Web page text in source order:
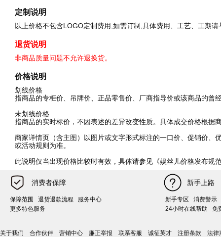
定制说明
以上价格不包含LOGO定制费用,如需订制,具体费用、工艺、工期
退货说明
非商品质量问题不允许退换货。
价格说明
划线价格
指商品的专柜价、吊牌价、正品零售价、厂商指导价或该商品的曾
未划线价格
指商品的实时标价，不因表述的差异改变性质。具体成交价格根
商家详情页（含主图）以图片或文字形式标注的一口价、促销价
或活动规则为准。
此说明仅当出现价格比较时有效，具体请参见《娱丝儿价格发布
消费者保障
保障范围 退货退款流程
服务中心
更多特色服务
新手上路
新手专区
消费警示
24小时在线帮助
免
关于我们 合作伙伴 营销中心 廉正举报 联系客服 诚征英才 注册条款
法律